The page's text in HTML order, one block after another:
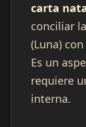
carta
conciliar
(Luna)
Es un
requiere
interna.